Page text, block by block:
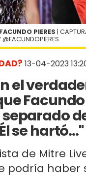
13-04-2023
el
se hartó..."
de Mitre
podría haber
PIERES |